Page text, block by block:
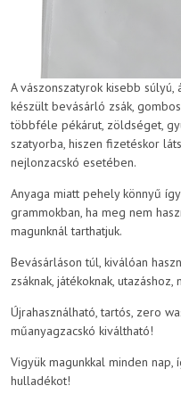
A vászonszatyrok kisebb
készült bevásárló zsák,
többféle pékárut, zöldséget,
szatyorba, hiszen fizetéskor
nejlonzacskó esetében.
Anyaga miatt pehely könnyű
grammokban, ha meg nem
magunknál tarthatjuk.
Bevásárláson túl, kiválóan
zsáknak, játékoknak, utazáshoz,
Újrahasználható, tartós, zero
műanyagzacskó kiváltható!
Vigyük magunkkal minden
hulladékot!